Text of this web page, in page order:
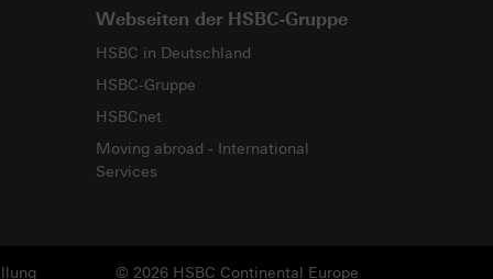
Webseiten der HSBC-Gruppe
HSBC in Deutschland
HSBC-Gruppe
HSBCnet
Moving abroad - International
Services
© 2026 HSBC Continental Europe